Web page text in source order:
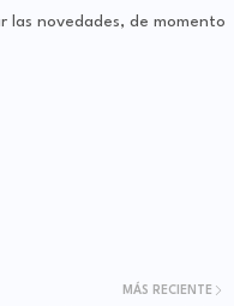
las novedades, de momento
MÁS RECIENTE